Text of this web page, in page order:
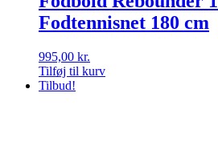
Fodtennisnet 180 cm
995,00 kr.
Tilføj til kurv
Tilbud!